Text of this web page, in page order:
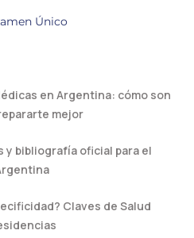
Único
en Argentina: cómo son
mejor
y bibliografía oficial para el
Claves de Salud